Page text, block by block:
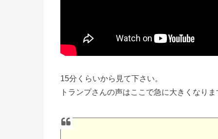
15分くらいから見て下さい。
トランプさんの声はここで急に大きくなりま